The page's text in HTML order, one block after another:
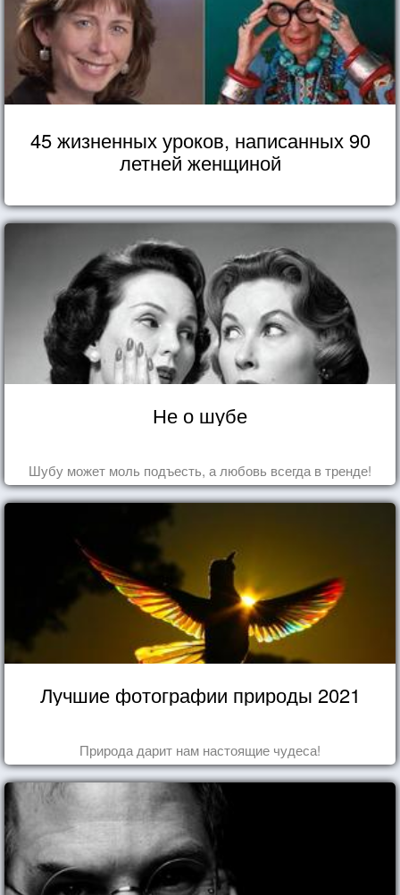
45 жизненных уроков, написанных 90
летней женщиной
Не о шубе
Шубу может моль подъесть, а любовь всегда в тренде!
Лучшие фотографии природы 2021
Природа дарит нам настоящие чудеса!